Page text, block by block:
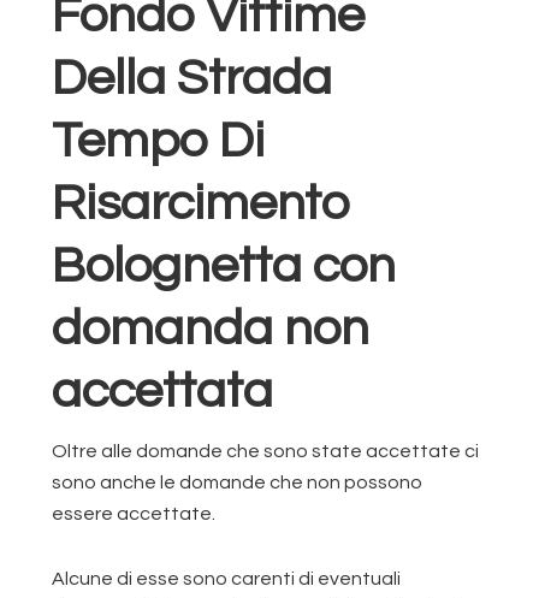
Fondo Vittime
Della Strada
Tempo Di
Risarcimento
Bolognetta con
domanda non
accettata
Oltre alle domande che sono state accettate ci
sono anche le domande che non possono
essere accettate.
Alcune di esse sono carenti di eventuali